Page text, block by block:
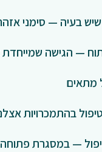
בעיה — סימני
— הגישה שמייחדת
מתאים
בהתמכרויות
— במסגרת פתוחה